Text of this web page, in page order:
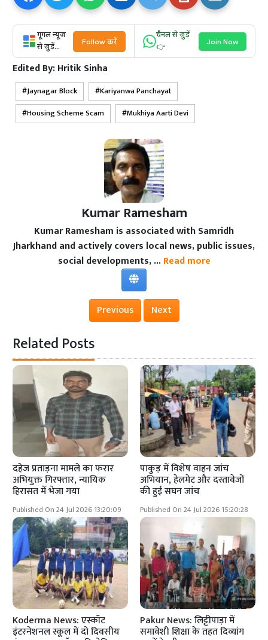
गूगल न्यूज
से जुड़ें...
Follow करें
चैनल से जुड़ें
👉
Join Now
Edited By:Hritik Sinha
Jaynagar Block
Kariyanwa Panchayat
Housing Scheme Scam
Mukhiya Aarti Devi
Kumar Ramesham
Kumar Ramesham is associated with Samridh
Jharkhand and actively covers local news, public issues,
social developments, ... Read more
Previous Next
Related Posts
दहेज प्रताड़ना मामले का फरार
अभियुक्त गिरफ्तार, न्यायिक
हिरासत में भेजा गया
Published On 24 Jul 2026 13:20:09
पाकुड़ में विशेष वाहन जांच
अभियान, हेलमेट और दस्तावेजों
की हुई सघन जांच
Published On 24 Jul 2026 15:20:28
Koderma News: एस्कॉट
इंटरनेशनल स्कूल में दो दिवसीय
Pakur News: लिट्टीपाड़ा में
समावेशी शिक्षा के तहत दिव्यांग